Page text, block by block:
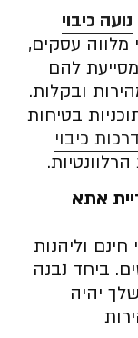
נועה כיבוי
שנה אני מלווה עסקים,
להם
ובקלות.
בטיחות
כיבוי
אתא
חינם וליהנות
ביחד נבנה
יהיה